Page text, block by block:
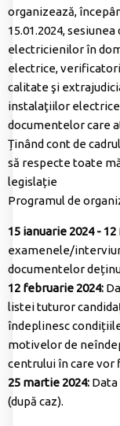
organizează,
15.01.2024,
electricienilor în
electrice,
calitate şi
instalaţiilor
documentelor care
Ținând cont de
să respecte toate
legislație
Programul de
15 ianuarie 2024 -
examenele/
documentelor
12 februarie 2024:
listei tuturor
îndeplinesc
motivelor de
centrului în care vor
25 martie 2024:
(după caz).